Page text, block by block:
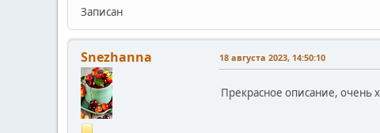
Записан
Snezhanna 18 августа 2023, 14:50:10
Прекрасное описание, очень